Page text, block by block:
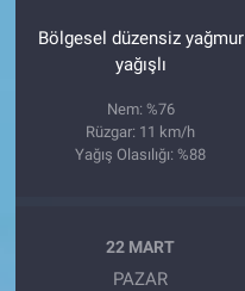
Bölgesel düzensiz yağmur
yağışlı
Nem: %76
Rüzgar: 11 km/h
Yağış Olasılığı: %88
22 MART
PAZAR